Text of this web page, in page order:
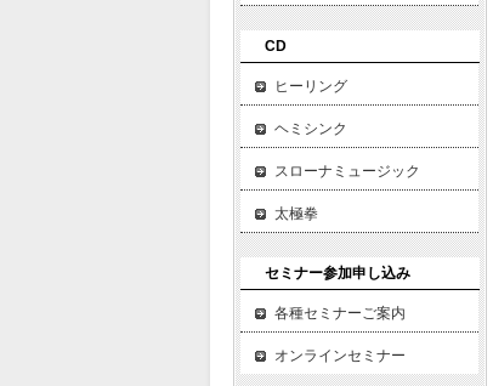
CD
ヒーリング
ヘミシンク
スローナミュージック
太極拳
セミナー参加申し込み
各種セミナーご案内
オンラインセミナー